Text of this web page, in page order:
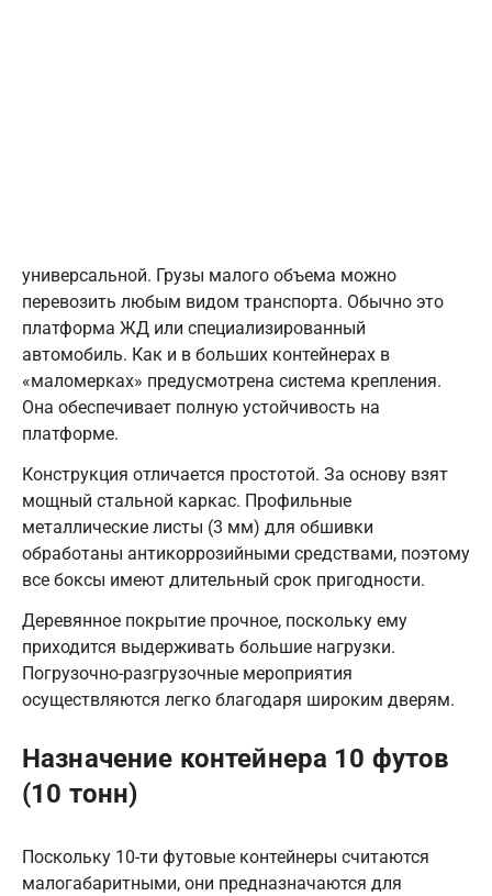
универсальной. Грузы малого объема можно
перевозить любым видом транспорта. Обычно это
платформа ЖД или специализированный
автомобиль. Как и в больших контейнерах в
«маломерках» предусмотрена система крепления.
Она обеспечивает полную устойчивость на
платформе.
Конструкция отличается простотой. За основу взят
мощный стальной каркас. Профильные
металлические листы (3 мм) для обшивки
обработаны антикоррозийными средствами, поэтому
все боксы имеют длительный срок пригодности.
Деревянное покрытие прочное, поскольку ему
приходится выдерживать большие нагрузки.
Погрузочно-разгрузочные мероприятия
осуществляются легко благодаря широким дверям.
Назначение контейнера 10 футов
(10 тонн)
Поскольку 10-ти футовые контейнеры считаются
малогабаритными, они предназначаются для